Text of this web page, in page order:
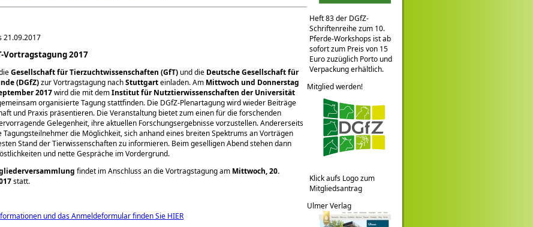
21.09.2017
Vortragstagung 2017
Gesellschaft für Tierzuchtwissenschaften (GfT) und die Deutsche Gesellschaft für
(DGfZ)zur Vortragstagung nachStuttgarteinladen. Am Mittwoch und Donnerstag
2017wird die mit demInstitut für Nutztierwissenschaften der Universität
organisierte Tagung stattfinden. Die DGfZ-Plenartagung wird wieder Beiträge
und Praxis präsentieren. Die Veranstaltung bietet zum einen für die forschenden
Gelegenheit, ihre aktuellen Forschungsergebnisse vorzustellen. Andererseits
Tagungsteilnehmer die Möglichkeit, sich anhand eines breiten Spektrums an Vorträgen
Stand der Tierwissenschaften zu informieren. Beim geselligen Abend stehen dann
und nette Gespräche im Vordergrund.
findet im Anschluss an die Vortragstagung am Mittwoch, 20.
statt.
und das Anmeldeformular finden Sie HIER
Heft 83 der DGfZ-
Schriftenreihe zum 10.
Pferde-Workshops ist ab
sofort zum Preis von 15
Euro zuzüglich Porto und
Verpackung erhältlich.
Mitglied werden!
Klick aufs Logo zum
Mitgliedsantrag
Ulmer Verlag